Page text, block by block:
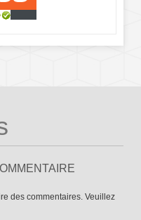
des commentaires. Veuillez